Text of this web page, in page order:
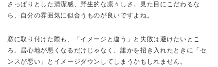
さっぱりとした清潔感、野生的な凛々しさ。見た目にこだわるな
ら、自分の雰囲気に似合うものが良いですよね。
窓に取り付けた際も、「イメージと違う」と失敗は避けたいとこ
ろ。居心地が悪くなるだけじゃなく、誰かを招き入れたときに「セ
ンスが悪い」とイメージダウンしてしまうかもしれません。